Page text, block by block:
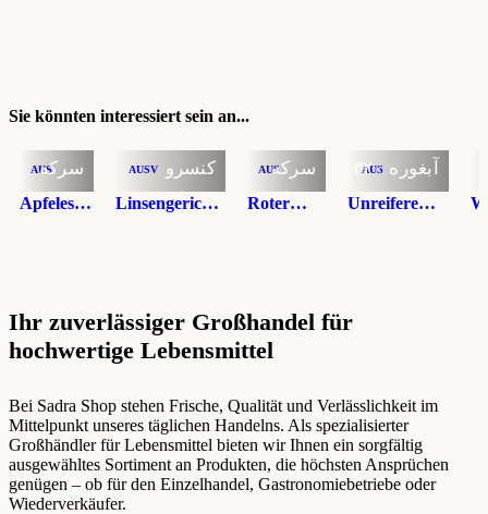
Sie könnten interessiert sein an...
AUS
RK
AUF
سرکه
سیب
Apfelessig
AUSV
UFT
کنسرو
عدسی ۴۱۰
Linsengericht–
AUS
RK
AUF
سرکه
تقطیری
سی
Roter
AUS
KAU
FT
آبغوره ۳۲۰
سی سی
Unreifere
Ihr zuverlässiger Großhandel für
hochwertige Lebensmittel
Bei Sadra Shop stehen Frische, Qualität und Verlässlichkeit im
Mittelpunkt unseres täglichen Handelns. Als spezialisierter
Großhändler für Lebensmittel bieten wir Ihnen ein sorgfältig
ausgewähltes Sortiment an Produkten, die höchsten Ansprüchen
genügen – ob für den Einzelhandel, Gastronomiebetriebe oder
Wiederverkäufer.